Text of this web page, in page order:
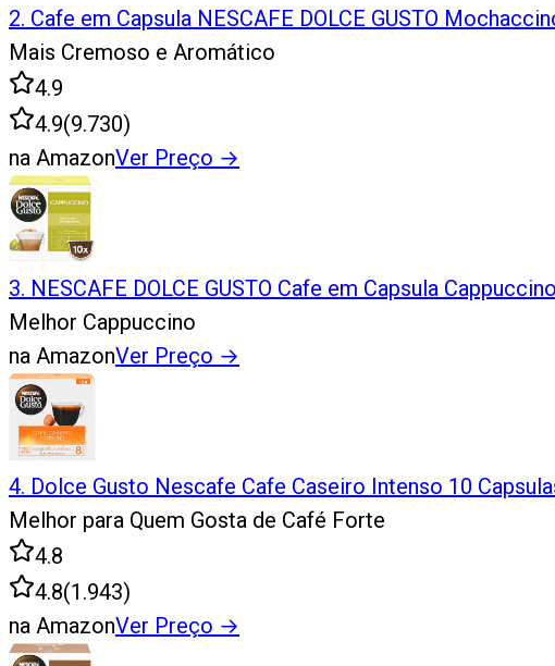
2. Cafe em Capsula NESCAFE DOLCE GUSTO
Mais Cremoso e Aromático
4.9
4.9(9.730)
na AmazonVer Preço →
3. NESCAFE DOLCE GUSTO Cafe em Capsula
Melhor Cappuccino
na AmazonVer Preço →
4. Dolce Gusto Nescafe Cafe Caseiro Intenso 10
Melhor para Quem Gosta de Café Forte
4.8
4.8(1.943)
na AmazonVer Preço →